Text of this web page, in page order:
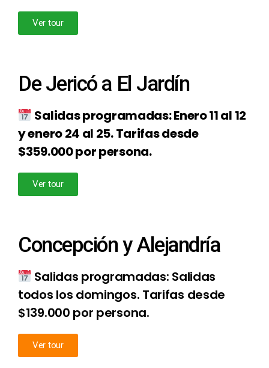
Ver tour
De Jericó a El Jardín
Salidas programadas: Enero 11 al 12
y enero 24 al 25. Tarifas desde
$359.000 por persona.
Ver tour
Concepción y Alejandría
Salidas programadas: Salidas
todos los domingos. Tarifas desde
$139.000 por persona.
Ver tour